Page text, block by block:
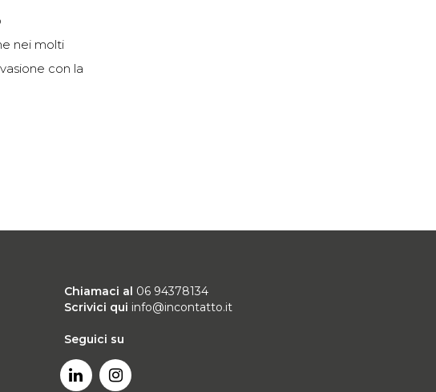
nei molti
con la
Chiamaci al 06 94378134
Scrivici qui info@incontatto.it
Seguici su